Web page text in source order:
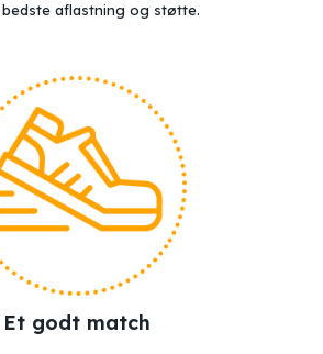
aflastning og støtte.
Et godt match